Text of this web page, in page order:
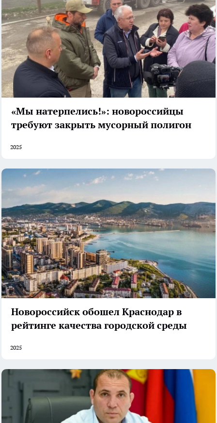
«Мы натерпелись!»: новороссийцы
требуют закрыть мусорный полигон
2025
Новороссийск обошел Краснодар в
рейтинге качества городской среды
2025